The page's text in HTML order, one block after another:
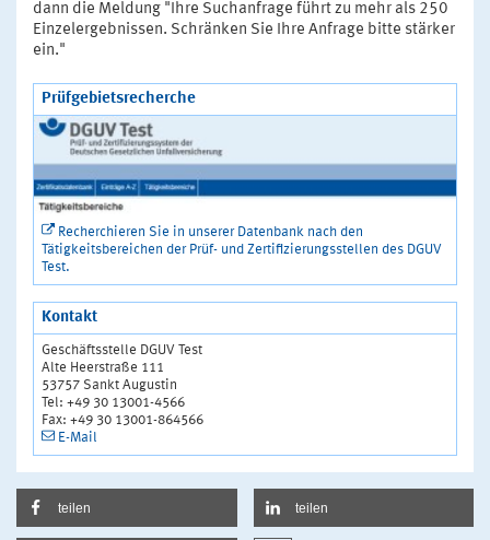
dann die Meldung "Ihre Suchanfrage führt zu mehr als 250
Einzelergebnissen. Schränken Sie Ihre Anfrage bitte stärker
ein."
Prüfgebietsrecherche
Recherchieren Sie in unserer Datenbank nach den
Tätigkeitsbereichen der Prüf- und Zertifizierungsstellen des DGUV
Test.
Kontakt
Geschäftsstelle DGUV Test
Alte Heerstraße 111
53757 Sankt Augustin
Tel: +49 30 13001-4566
Fax: +49 30 13001-864566
E-Mail
teilen teilen